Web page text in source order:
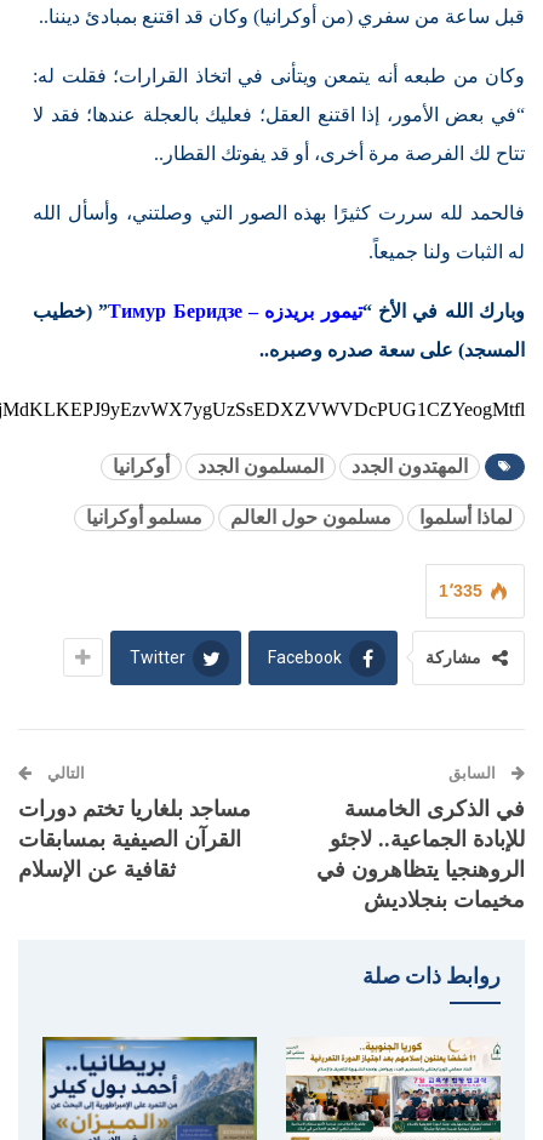
قبل ساعة من سفري (من أوكرانيا) وكان قد اقتنع بمبادئ ديننا..
وكان من طبعه أنه يتمعن ويتأنى في اتخاذ القرارات؛ فقلت له:
“في بعض الأمور، إذا اقتنع العقل؛ فعليك بالعجلة عندها؛ فقد لا
تتاح لك الفرصة مرة أخرى، أو قد يفوتك القطار..
فالحمد لله سررت كثيرًا بهذه الصور التي وصلتني، وأسأل الله
له الثبات ولنا جميعاً.
وبارك الله في الأخ “تيمور بريدزه – Тимур Беридзе
” (خطيب
المسجد) على سعة صدره وصبره..
المهتدون الجدد المسلمون الجدد أوكرانيا
لماذا أسلموا مسلمون حول العالم مسلمو أوكرانيا
1٬335
مشاركة Facebook
Twitter
السابق
في الذكرى الخامسة
للإبادة الجماعية.. لاجئو
الروهنجيا يتظاهرون في
مخيمات بنجلاديش
التالي
مساجد بلغاريا تختم دورات
القرآن الصيفية بمسابقات
ثقافية عن الإسلام
روابط ذات صلة